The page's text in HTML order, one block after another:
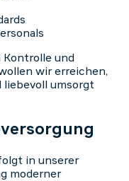
Kontrolle und
wir erreichen,
liebevoll umsorgt
in unserer
moderner